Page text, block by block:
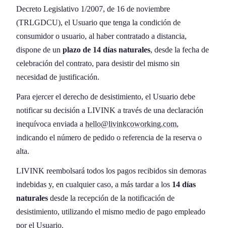
Decreto Legislativo 1/2007, de 16 de noviembre
(TRLGDCU), el Usuario que tenga la condición de
consumidor o usuario, al haber contratado a distancia,
dispone de un plazo de 14 días naturales, desde la fecha de
celebración del contrato, para desistir del mismo sin
necesidad de justificación.
Para ejercer el derecho de desistimiento, el Usuario debe
notificar su decisión a LIVINK a través de una declaración
inequívoca enviada a hello@livinkcoworking.com,
indicando el número de pedido o referencia de la reserva o
alta.
LIVINK reembolsará todos los pagos recibidos sin demoras
indebidas y, en cualquier caso, a más tardar a los 14 días
naturales desde la recepción de la notificación de
desistimiento, utilizando el mismo medio de pago empleado
por el Usuario.